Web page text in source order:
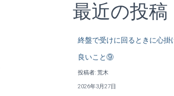
最近の投稿
終盤で受けに回るときに心掛
良いこと⑨
投稿者: 荒木
2026年3月27日